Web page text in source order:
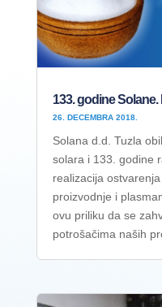
133. godine
26. DECEMBRA 2018.
Solana d.d. Tuzla
solara i 133. godine
realizacija
proizvodnje i
ovu priliku da se
potrošačima naših